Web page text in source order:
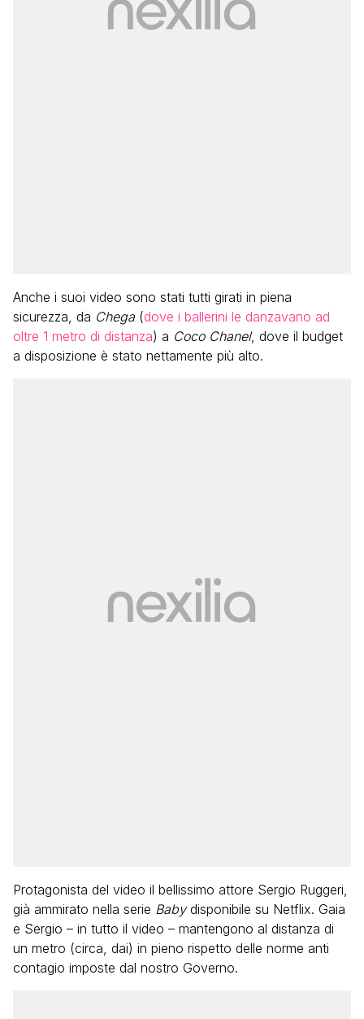
Anche i suoi video sono stati tutti girati in piena
sicurezza, da Chega (dove i ballerini le danzavano ad
oltre 1 metro di distanza) a Coco Chanel, dove il budget
a disposizione è stato nettamente più alto.
Protagonista del video il bellissimo attore Sergio Ruggeri,
già ammirato nella serie Babydisponibile su Netflix. Gaia
e Sergio – in tutto il video – mantengono al distanza di
un metro (circa, dai) in pieno rispetto delle norme anti
contagio imposte dal nostro Governo.